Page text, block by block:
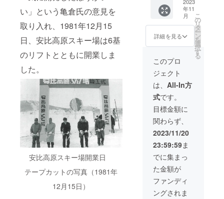
い」という亀倉氏の意見を
取り入れ、1981年12月15
日、安比高原スキー場は6基
のリフトとともに開業しま
した。
安比高原スキー場開業日
テープカットの写真（1981年
12月15日）
告料金(
製作費
込) /
100,000
円（税
別） ※ 1
申込で
掲載で
きる広
告は1
種類の
みとな
りま
す。 ※ 1
申込に
つき壁
面の窓1
枠が出
稿枠と
なりま
す。
（画像
内赤
枠） ※
必要情
10 月27
金) ※
広告
データ
入稿含
む。
掲出方
法 / 塩ビ
シート
または
ステッ
カー
シート
サイ
ズ / 天
地
(H)780
㎜ × 左
右
(W)780
㎜ 広
告料金(
製作費
込) /
安比プ
ラザ出
入口に
広告を
掲出し
ます。
掲出
期間 /
2023 年
12 月2
日( 土)
～ 2024
年8 月
31 日(
土) 申
込締切 /
2023 年
10 月27
日(
金) ※
広告
データ
入稿含
む。
掲出方
年11
月
詳細を見る
こ
の
リ
タ
ー
ン
を
選
択
す
る
このプロ
ジェクト
は、 All-In方
式です。
目標金額に
関わらず、
2023/11/20
23:59:59ま
でに集まっ
た金額が
ファンディ
ングされま